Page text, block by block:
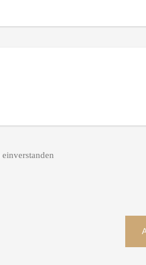
einverstanden